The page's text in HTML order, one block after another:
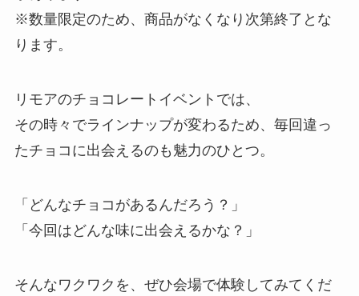
※数量限定のため、商品がなくなり次第終了とな
ります。
リモアのチョコレートイベントでは、
その時々でラインナップが変わるため、毎回違っ
たチョコに出会えるのも魅力のひとつ。
「どんなチョコがあるんだろう？」
「今回はどんな味に出会えるかな？」
そんなワクワクを、ぜひ会場で体験してみてくだ